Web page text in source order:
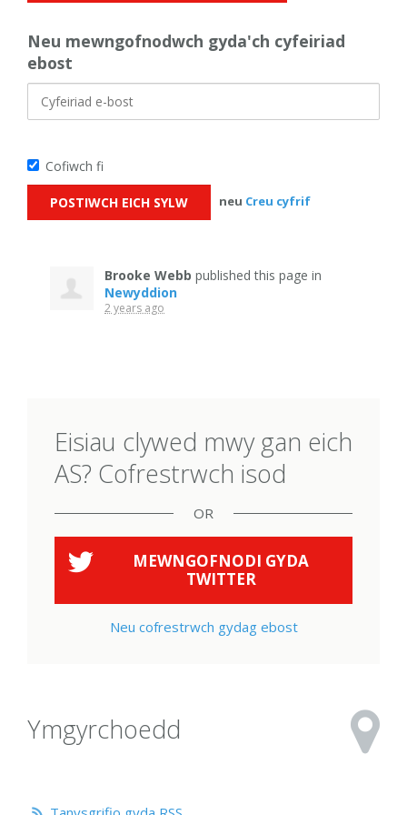
Neu mewngofnodwch gyda'ch cyfeiriad
ebost
Cofiwch fi
neu Creu cyfrif
Brooke Webb published this page in
Newyddion
2 years ago
Eisiau clywed mwy gan eich
AS? Cofrestrwch isod
OR
MEWNGOFNODI GYDA
TWITTER
Neu cofrestrwch gydag ebost
Ymgyrchoedd